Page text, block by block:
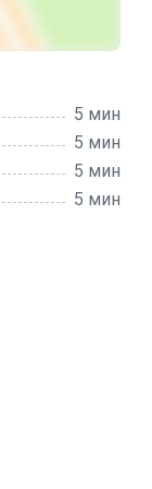
5 мин
5 мин
5 мин
5 мин